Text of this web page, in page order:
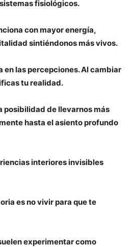
fisiológicos.
con mayor energía,
sintiéndonos más vivos.
en las percepciones. Al cambiar
tu realidad.
posibilidad de llevarnos más
hasta el asiento profundo
interiores invisibles
es no vivir para que te
experimentar como